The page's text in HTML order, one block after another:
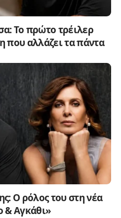
Το πρώτο τρέιλερ
που αλλάζει τα πάντα
Ο ρόλος του στη νέα
& Αγκάθι»